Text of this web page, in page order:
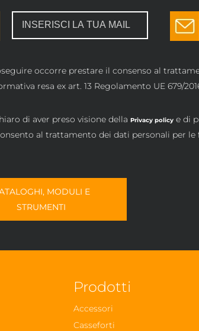
occorre prestare il consenso al
resa ex art. 13 Regolamento UE 679/
di aver preso visione dellaPrivacy policy e di
al trattamento dei dati personali per
MODULI E
STRUMENTI
Prodotti
Accessori
Casseforti